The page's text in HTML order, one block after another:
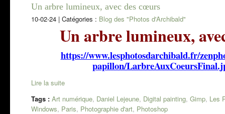
Un arbre lumineux, avec des cœurs
10-02-24 | Catégories : Blog des "Photos d'Archibald"
Un arbre lumineux,
https://www.lesphotosdarchibald.fr/
papillon/
Lire la suite
Tags : Art numérique, Daniel Lejeune, Digital painting, Gimp, Les
Windows, Paris, Photographie d'art, Photoshop